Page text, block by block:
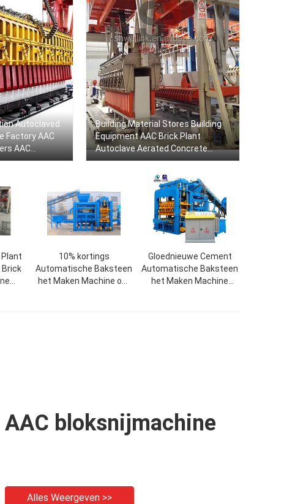
Autoclaved
Factory AAC
AAC
Building Material Stores Building
Equipment AAC Brick Plant
Autoclave Aerated Concrete
Block Machine
Brick
10% kortings
Automatische Baksteen
het Maken Machine om
Gloednieuwe Cement
Automatische Baksteen
het Maken Machine
AAC bloksnijmachine
Alles Weergeven >>